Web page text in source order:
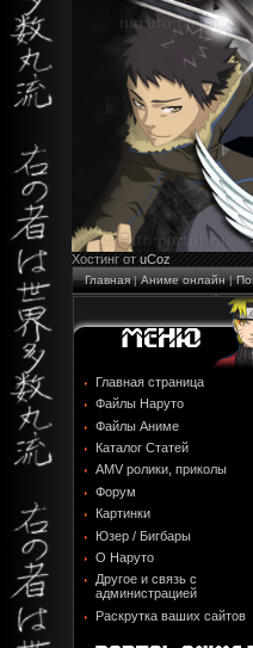
Хостинг от uCoz
Главная|Аниме онлайн|
Главная страница
Файлы Наруто
Файлы Аниме
Каталог Статей
AMV ролики, приколы
Форум
Картинки
Юзер / Бигбары
О Наруто
Другое и связь с
администрацией
Раскрутка ваших сайтов